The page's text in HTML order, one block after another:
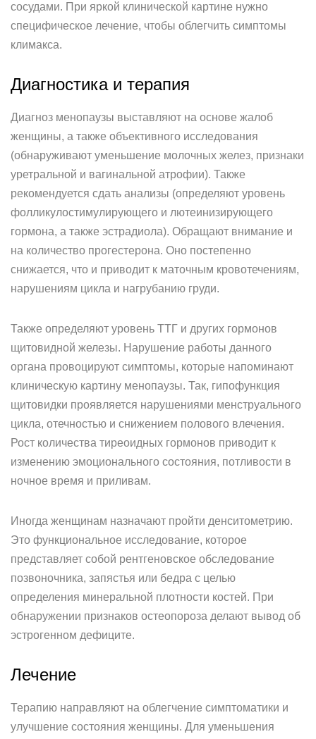
сосудами. При яркой клинической картине нужно
специфическое лечение, чтобы облегчить симптомы
климакса.
Диагностика и терапия
Диагноз менопаузы выставляют на основе жалоб
женщины, а также объективного исследования
(обнаруживают уменьшение молочных желез, признаки
уретральной и вагинальной атрофии). Также
рекомендуется сдать анализы (определяют уровень
фолликулостимулирующего и лютеинизирующего
гормона, а также эстрадиола). Обращают внимание и
на количество прогестерона. Оно постепенно
снижается, что и приводит к маточным кровотечениям,
нарушениям цикла и нагрубанию груди.
Также определяют уровень ТТГ и других гормонов
щитовидной железы. Нарушение работы данного
органа провоцируют симптомы, которые напоминают
клиническую картину менопаузы. Так, гипофункция
щитовидки проявляется нарушениями менструального
цикла, отечностью и снижением полового влечения.
Рост количества тиреоидных гормонов приводит к
изменению эмоционального состояния, потливости в
ночное время и приливам.
Иногда женщинам назначают пройти денситометрию.
Это функциональное исследование, которое
представляет собой рентгеновское обследование
позвоночника, запястья или бедра с целью
определения минеральной плотности костей. При
обнаружении признаков остеопороза делают вывод об
эстрогенном дефиците.
Лечение
Терапию направляют на облегчение симптоматики и
улучшение состояния женщины. Для уменьшения